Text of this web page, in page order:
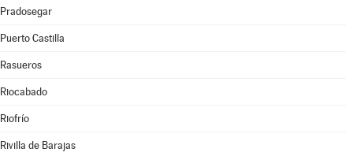
Pradosegar
Puerto Castilla
Rasueros
Riocabado
Riofrío
Rivilla de Barajas